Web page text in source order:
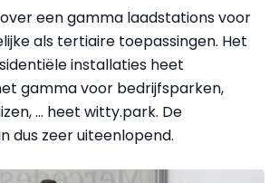
een gamma laadstations voor
als tertiaire toepassingen. Het
installaties heet
gamma voor bedrijfsparken,
… heet witty.park. De
dus zeer uiteenlopend.